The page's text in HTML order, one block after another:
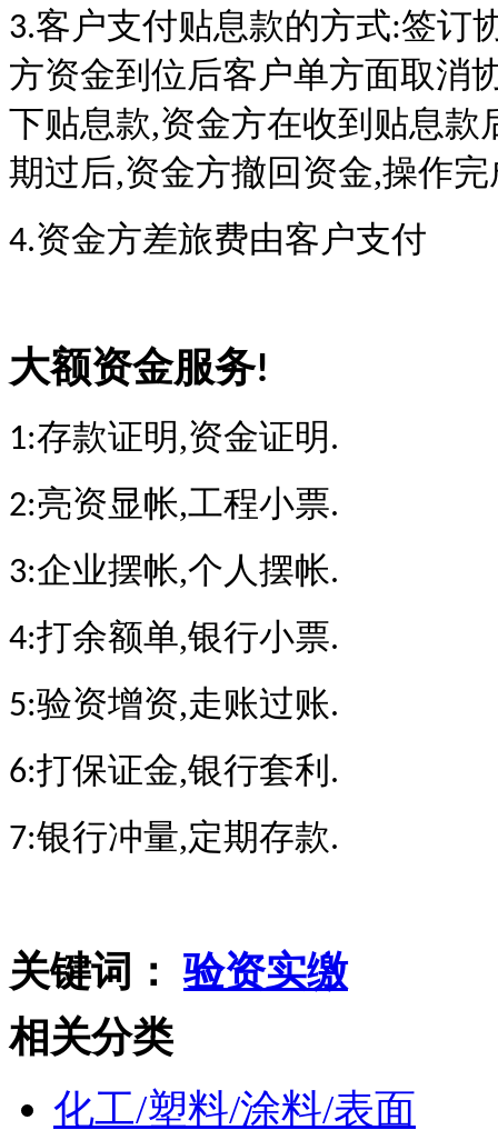
3.客户支付贴息款的方式:签订
方资金到位后客户单方面取消
下贴息款,资金方在收到贴息
期过后,资金方撤回资金,操作完
4.资金方差旅费由客户支付
大额资金服务!
1:存款证明,资金证明.
2:亮资显帐,工程小票.
3:企业摆帐,个人摆帐.
4:打余额单,银行小票.
5:验资增资,走账过账.
6:打保证金,银行套利.
7:银行冲量,定期存款.
关键词： 验资实缴
相关分类
化工/塑料/涂料/表面